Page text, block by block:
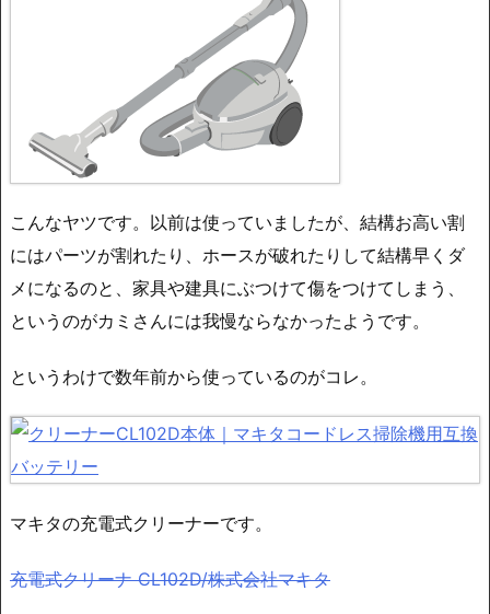
こんなヤツです。以前は使っていましたが、結構お高い割
にはパーツが割れたり、ホースが破れたりして結構早くダ
メになるのと、家具や建具にぶつけて傷をつけてしまう、
というのがカミさんには我慢ならなかったようです。
というわけで数年前から使っているのがコレ。
マキタの充電式クリーナーです。
充電式クリーナ CL102D/株式会社マキタ